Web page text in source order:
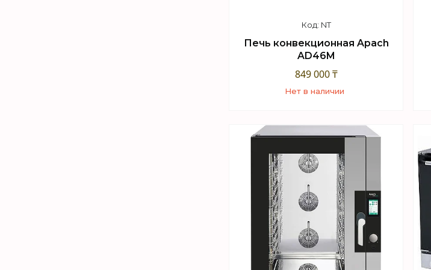
NT
Печь конвекционная Apach
AD46M
849 000 ₸
Нет в наличии
+7 (747) 949-32-46
Торговый отдел WhatsApp